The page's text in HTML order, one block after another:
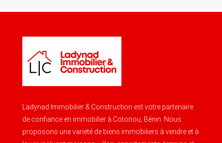
Ladynad Immobilier & Construction est votre partenaire
de confiance en immobilier à Cotonou, Bénin. Nous
proposons une variété de biens immobiliers à vendre et à